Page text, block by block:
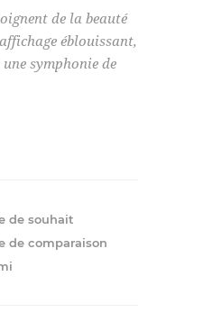
de la beauté
éblouissant,
symphonie de